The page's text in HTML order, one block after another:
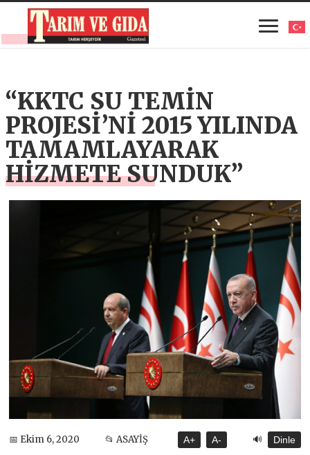
“KKTC SU TEMİN
PROJESİ’Nİ 2015 YILINDA
TAMAMLAYARAK
HİZMETE SUNDUK”
📅 Ekim 6, 2020 📂 ASAYİŞ A+ A- 🔊 Dinle